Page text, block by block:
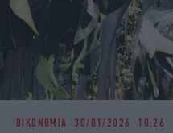
ΟΙΚΟΝΟΜΙΑ 30/01/2026 10:26